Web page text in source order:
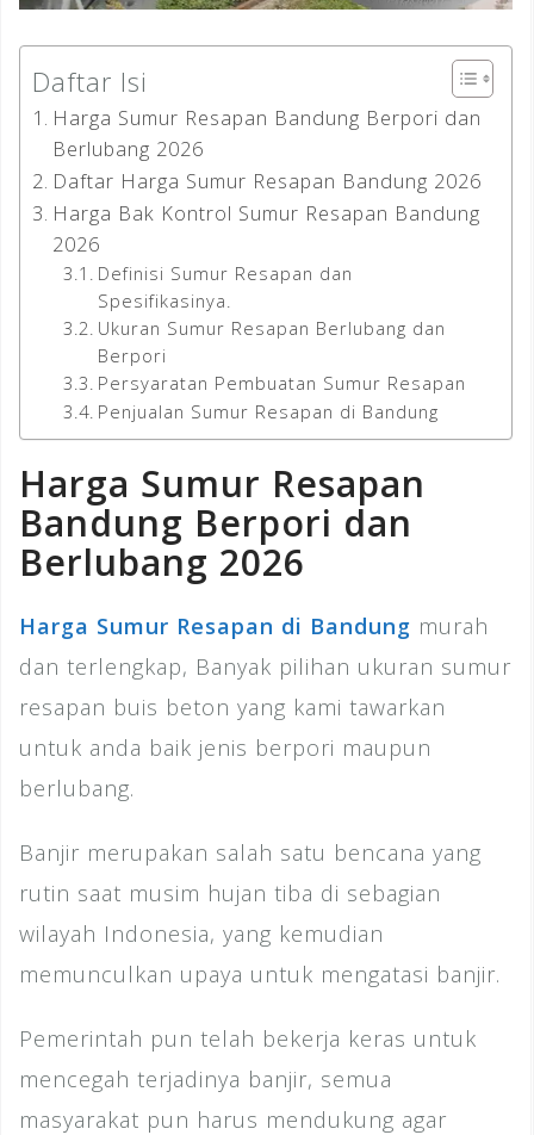
Daftar Isi
Harga Sumur Resapan Bandung Berpori dan
Berlubang 2026
Daftar Harga Sumur Resapan Bandung 2026
Harga Bak Kontrol Sumur Resapan Bandung
2026
Definisi Sumur Resapan dan
Spesifikasinya.
Ukuran Sumur Resapan Berlubang dan
Berpori
Persyaratan Pembuatan Sumur Resapan
Penjualan Sumur Resapan di Bandung
Harga Sumur Resapan
Bandung Berpori dan
Berlubang 2026
Harga Sumur Resapan di Bandung murah
dan terlengkap, Banyak pilihan ukuran sumur
resapan buis beton yang kami tawarkan
untuk anda baik jenis berpori maupun
berlubang.
Banjir merupakan salah satu bencana yang
rutin saat musim hujan tiba di sebagian
wilayah Indonesia, yang kemudian
memunculkan upaya untuk mengatasi banjir.
Pemerintah pun telah bekerja keras untuk
mencegah terjadinya banjir, semua
masyarakat pun harus mendukung agar